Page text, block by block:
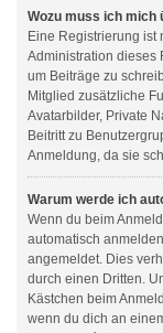
Wozu muss ich mich
Eine Registrierung ist
Administration dieses
um Beiträge zu
Mitglied zusätzliche
Avatarbilder, Private
Beitritt zu
Anmeldung, da sie
Warum werde ich
Wenn du beim
automatisch
angemeldet. Dies
durch einen Dritten.
Kästchen beim
wenn du dich an